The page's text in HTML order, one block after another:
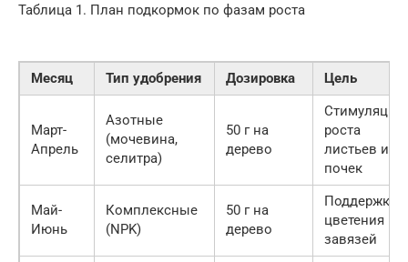
Таблица 1. План подкормок по фазам роста
Месяц Тип удобрения Дозировка Цель
Март-
Апрель
Азотные
(мочевина,
селитра)
50 г на
дерево
Стимуляция
роста
листьев и
почек
Май-
Июнь
Комплексные
(NPK)
50 г на
дерево
Поддержка
цветения и
завязей